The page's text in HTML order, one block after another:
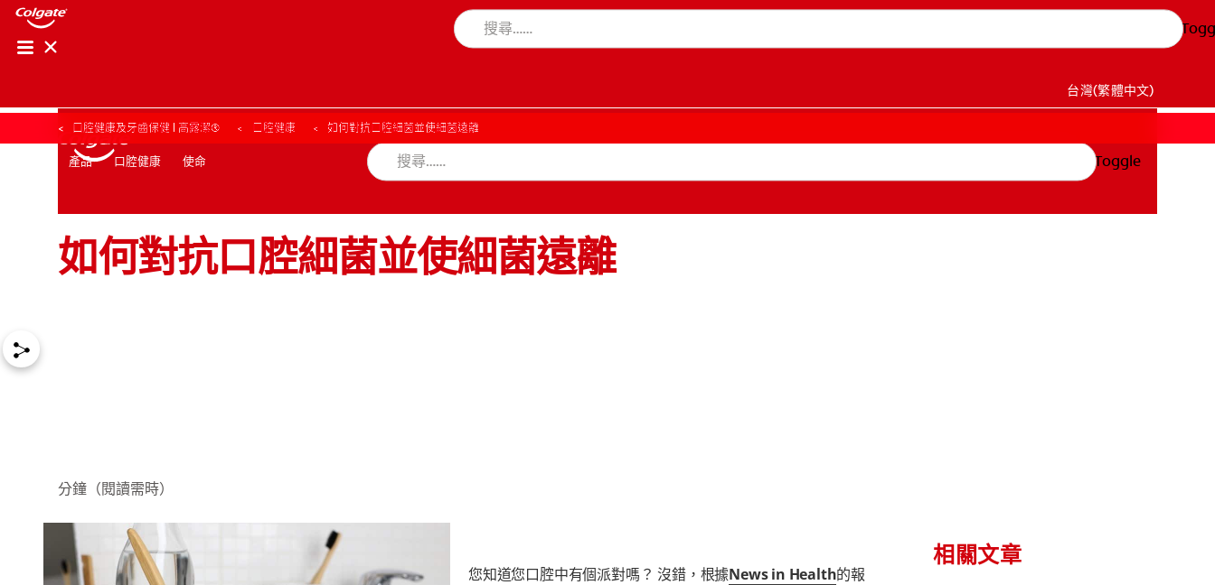
產品 口腔健康 使命
台灣(繁體中文)
台灣(繁體中文)
產品 口腔健康 使命 Toggle
口腔健康及牙齒保健 | 高露潔® 口腔健康 如何對抗口腔細菌並使細菌遠離
如何對抗口腔細菌並使細菌遠離
分鐘（閱讀需時）
您知道您口腔中有個派對嗎？ 沒錯，根據News in Health的報
相關文章